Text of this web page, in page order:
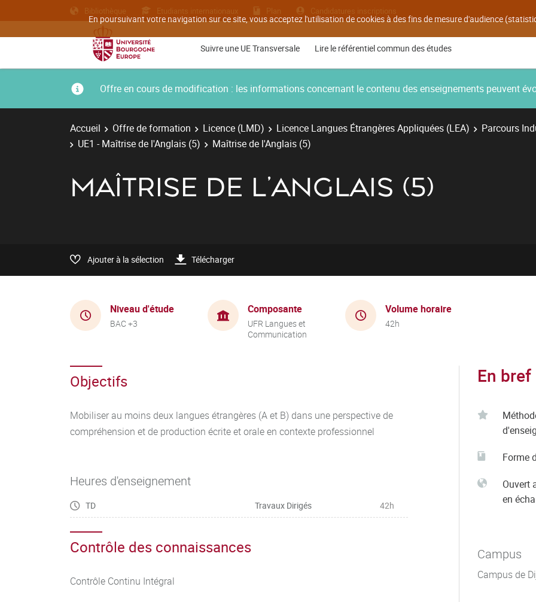
En poursuivant votre navigation sur ce site, vous acceptez l'utilisation de cookies à des fins de mesure d'audience
Bibliothèque Etudiants internationaux Plan Candidatures inscriptions
Suivre une UE Transversale Lire le référentiel commun des études
Offre en cours de modification : les informations concernant le contenu des enseignements peuvent
Accueil Offre de formation Licence (LMD) Licence Langues Étrangères Appliquées (LEA)
Parcours
UE1 - Maîtrise de l'Anglais (5)
Maîtrise de l'Anglais (5)
MAÎTRISE DE L'ANGLAIS (5)
Ajouter à la sélection Télécharger
Niveau d'étude
BAC +3
Composante
UFR Langues et
Communication
Volume horaire
42h
Objectifs
Mobiliser au moins deux langues étrangères (A et B) dans une perspective de
compréhension et de production écrite et orale en contexte professionnel
Heures d'enseignement
TD Travaux Dirigés 42h
Contrôle des connaissances
Contrôle Continu Intégral
En bref
Forme
Ouvert
en
Campus
Campus de